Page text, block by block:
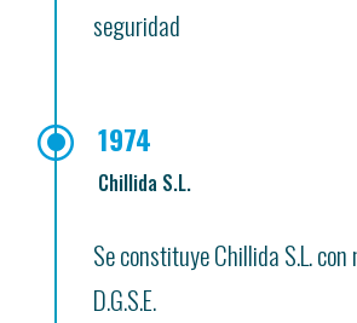
seguridad
\ 1974
Chillida S.L.
Se constituye Chillida S.L.
D.G.S.E.